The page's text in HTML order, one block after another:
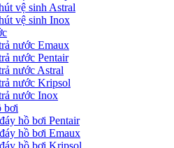
vệ sinh Astral
vệ sinh Inox
nước Emaux
nước Pentair
nước Astral
nước Kripsol
nước Inox
bơi
hồ bơi Pentair
hồ bơi Emaux
hồ bơi Kripsol